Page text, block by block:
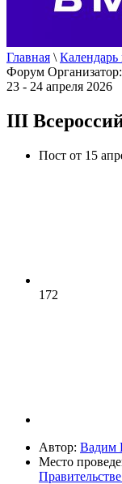
Главная \
Форум Организатор:
23 - 24 апреля 2026
III
Пост от 15
172
Автор: Вадим
Место